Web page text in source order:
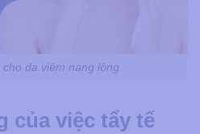
da viêm nang lông
của việc tẩy tế